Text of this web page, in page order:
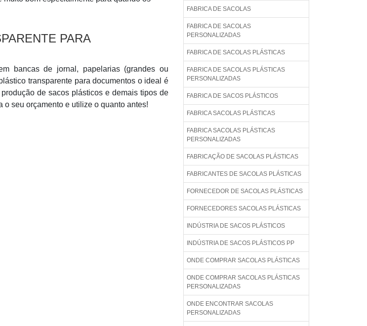
PARA
bancas de jornal, papelarias (grandes ou
transparente para documentos o ideal é
de sacos plásticos e demais tipos de
seu orçamento e utilize o quanto antes!
FABRICA DE SACOLAS
FABRICA DE SACOLAS
PERSONALIZADAS
FABRICA DE SACOLAS PLÁSTICAS
FABRICA DE SACOLAS PLÁSTICAS
PERSONALIZADAS
FABRICA DE SACOS PLÁSTICOS
FABRICA SACOLAS PLÁSTICAS
FABRICA SACOLAS PLÁSTICAS
PERSONALIZADAS
FABRICAÇÃO DE SACOLAS PLÁSTICAS
FABRICANTES DE SACOLAS PLÁSTICAS
FORNECEDOR DE SACOLAS PLÁSTICAS
FORNECEDORES SACOLAS PLÁSTICAS
INDÚSTRIA DE SACOS PLÁSTICOS
INDÚSTRIA DE SACOS PLÁSTICOS PP
ONDE COMPRAR SACOLAS PLÁSTICAS
ONDE COMPRAR SACOLAS PLÁSTICAS
PERSONALIZADAS
ONDE ENCONTRAR SACOLAS
PERSONALIZADAS